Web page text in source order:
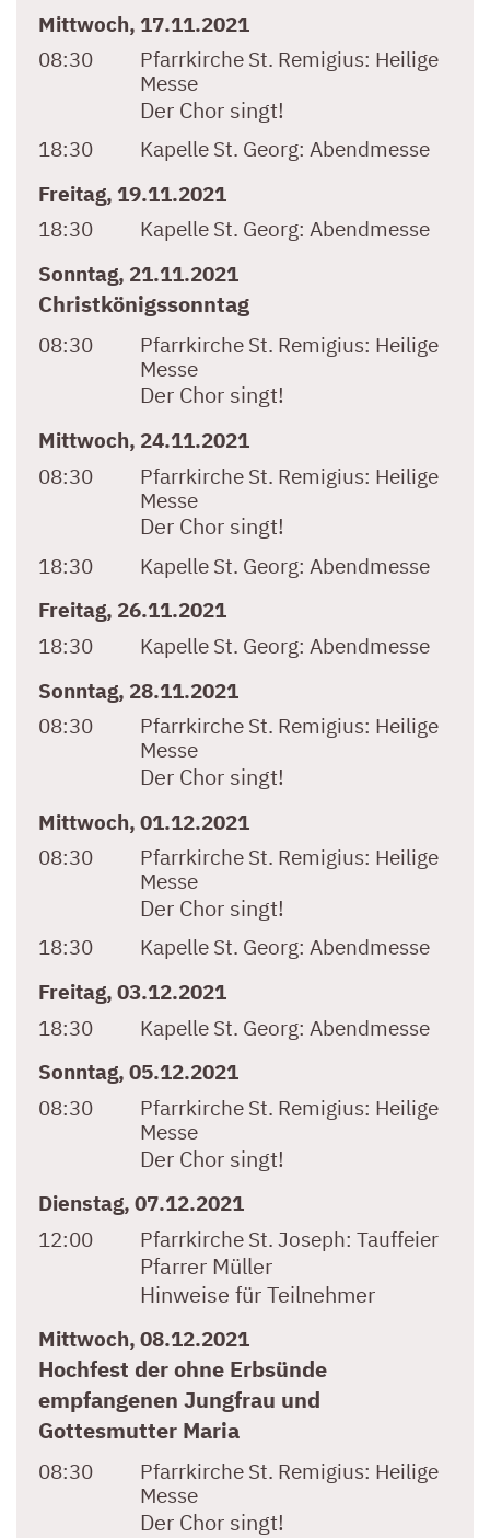
Mittwoch, 17.11.2021
08:30
Pfarrkirche St. Remigius: Heilige
Messe
Der Chor singt!
18:30 Kapelle St. Georg:Abendmesse
Freitag, 19.11.2021
18:30
Kapelle St. Georg:Abendmesse
Sonntag, 21.11.2021
Christkönigssonntag
08:30 Pfarrkirche St. Remigius: Heilige
Messe
Der Chor singt!
Mittwoch, 24.11.2021
08:30
Pfarrkirche St. Remigius: Heilige
Messe
Der Chor singt!
18:30 Kapelle St. Georg: Abendmesse
Freitag, 26.11.2021
18:30
Kapelle St. Georg:Abendmesse
Sonntag, 28.11.2021
08:30
Pfarrkirche St. Remigius: Heilige
Messe
Der Chor singt!
Mittwoch, 01.12.2021
08:30
Pfarrkirche St. Remigius: Heilige
Messe
Der Chor singt!
18:30 Kapelle St. Georg:Abendmesse
Freitag, 03.12.2021
18:30
Kapelle St. Georg: Abendmesse
Sonntag, 05.12.2021
08:30
Pfarrkirche St. Remigius: Heilige
Messe
Der Chor singt!
Dienstag, 07.12.2021
12:00
Pfarrkirche St. Joseph:Tauffeier
Pfarrer Müller
Hinweise für Teilnehmer
Mittwoch, 08.12.2021
Hochfest der ohne Erbsünde
empfangenen Jungfrau und
Gottesmutter Maria
08:30 Pfarrkirche St. Remigius: Heilige
Messe
Der Chor singt!